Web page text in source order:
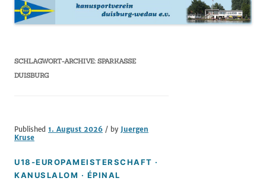
SCHLAGWORT-ARCHIVE: SPARKASSE
DUISBURG
Published 1. August 2026 / by Juergen
Kruse
U18-EUROPAMEISTERSCHAFT ·
KANUSLALOM · ÉPINAL